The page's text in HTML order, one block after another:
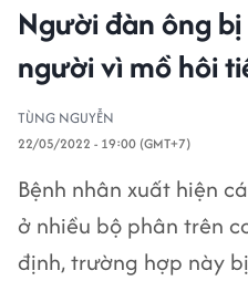
Người đàn ông
người vì mồ hôi
TÙNG NGUYỄN
22/05/2022 - 19:00 (GMT+7)
Bệnh nhân xuất hiện
ở nhiều bộ phân trên
định, trường hợp này